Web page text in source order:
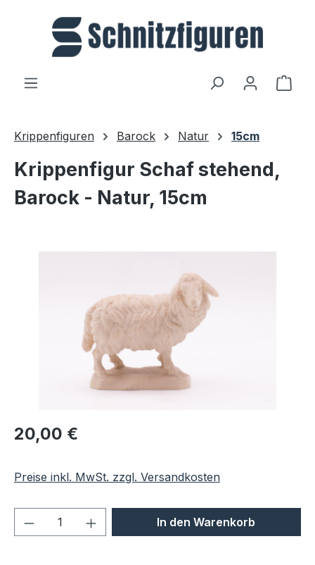
Zum Hauptinhalt springen
Krippenfiguren Barock Natur 15cm
Krippenfigur Schaf stehend,
Barock - Natur, 15cm
Regulärer Preis:
20,00 €
Preise inkl. MwSt. zzgl. Versandkosten
Produkt Anzahl: Gib denIn den Warenkorb